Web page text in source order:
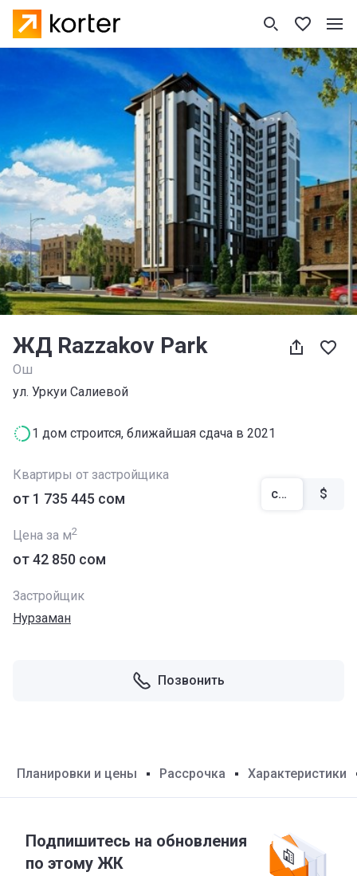
ЖД Razzakov Park
Ош
ул. Уркуи Салиевой
1 дом строится, ближайшая сдача в 2021
Квартиры от застройщика
от ‍1 735 445 сом
Цена за м2
от ‍42 850 сом
сом $
Застройщик
Нурзаман
Позвонить
Планировки и цены Рассрочка Характеристики
Подпишитесь на обновления
по этому ЖК